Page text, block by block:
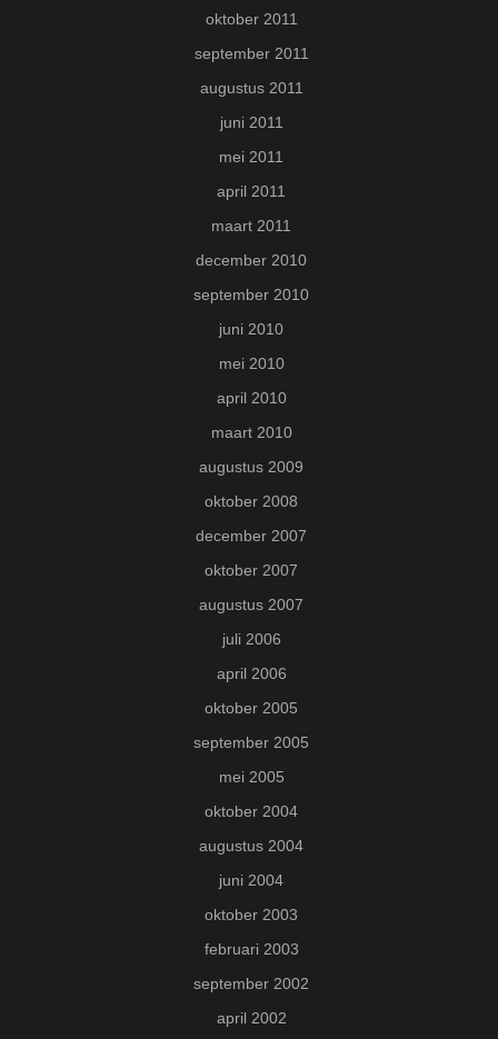
oktober 2011
september 2011
augustus 2011
juni 2011
mei 2011
april 2011
maart 2011
december 2010
september 2010
juni 2010
mei 2010
april 2010
maart 2010
augustus 2009
oktober 2008
december 2007
oktober 2007
augustus 2007
juli 2006
april 2006
oktober 2005
september 2005
mei 2005
oktober 2004
augustus 2004
juni 2004
oktober 2003
februari 2003
september 2002
april 2002